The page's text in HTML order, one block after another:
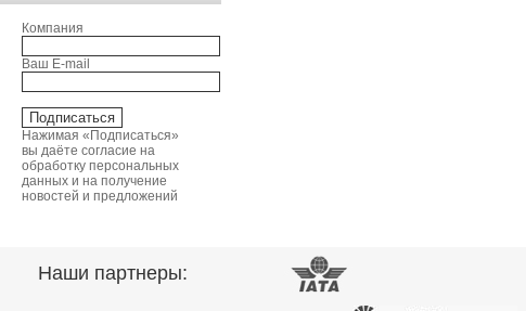
Компания
Ваш E-mail
Нажимая «Подписаться»
вы даёте согласие на
обработку персональных
данных и на получение
новостей и предложений
Наши партнеры: